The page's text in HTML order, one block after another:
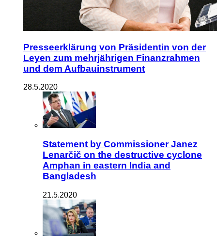
Presseerklärung von Präsidentin von der
Leyen zum mehrjährigen Finanzrahmen
und dem Aufbauinstrument
28.5.2020
Statement by Commissioner Janez
Lenarčič on the destructive cyclone
Amphan in eastern India and
Bangladesh
21.5.2020